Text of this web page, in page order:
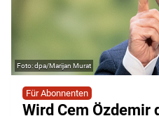
dpa/Marijan Murat
Für Abonnenten
Wird Cem Özdemir